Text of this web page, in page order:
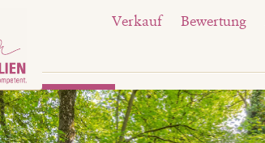
Verkauf Bewertung